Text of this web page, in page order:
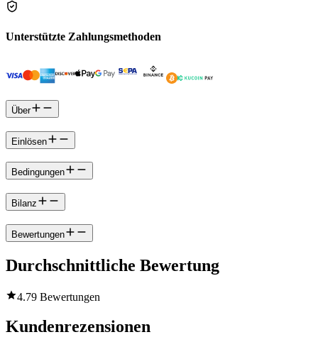
Unterstützte Zahlungsmethoden
Über
Einlösen
Bedingungen
Bilanz
Bewertungen
Durchschnittliche Bewertung
4.79 Bewertungen
Kundenrezensionen